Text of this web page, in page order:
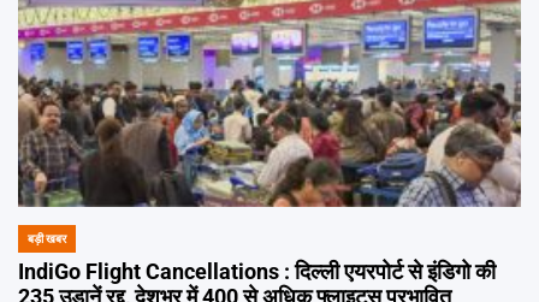
POSTED
IN
बड़ी खबर
IndiGo Flight Cancellations : दिल्ली एयरपोर्ट से इंडिगो की
235 उड़ानें रद्द, देशभर में 400 से अधिक फ्लाइट्स प्रभावित